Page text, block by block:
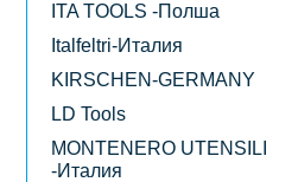
ITA TOOLS -Полша
Italfeltri-Италия
KIRSCHEN-GERMANY
LD Tools
MONTENERO UTENSILI
-Италия